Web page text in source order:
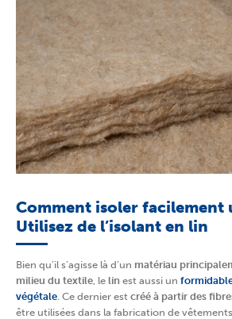
Comment isoler facilement
Utilisez de l’isolant en lin
Bien qu’il s’agisse là d’un matériau
milieu du textile , le lin est aussi un
végétale . Ce dernier est créé à partir des
être utilisées dans la fabrication de